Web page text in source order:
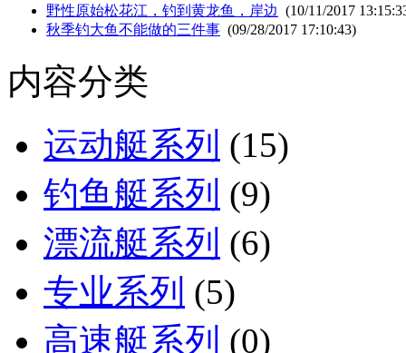
野性原始松花江，钓到黄龙鱼，岸边 (10/11/2017
秋季钓大鱼不能做的三件事 (09/28/2017 17:10:43)
内容分类
运动艇系列 (15)
钓鱼艇系列 (9)
漂流艇系列 (6)
专业系列 (5)
高速艇系列 (0)